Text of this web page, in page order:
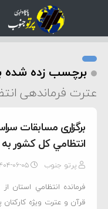
برچسب زده شده
عترت فرماندهی
برگزاری مسابقات
انتظامي کل کشور به
پرتو جنوب ۱۴۰۴-۰۶-
فرمانده انتظامي استان
قرآن و عترت ويژه